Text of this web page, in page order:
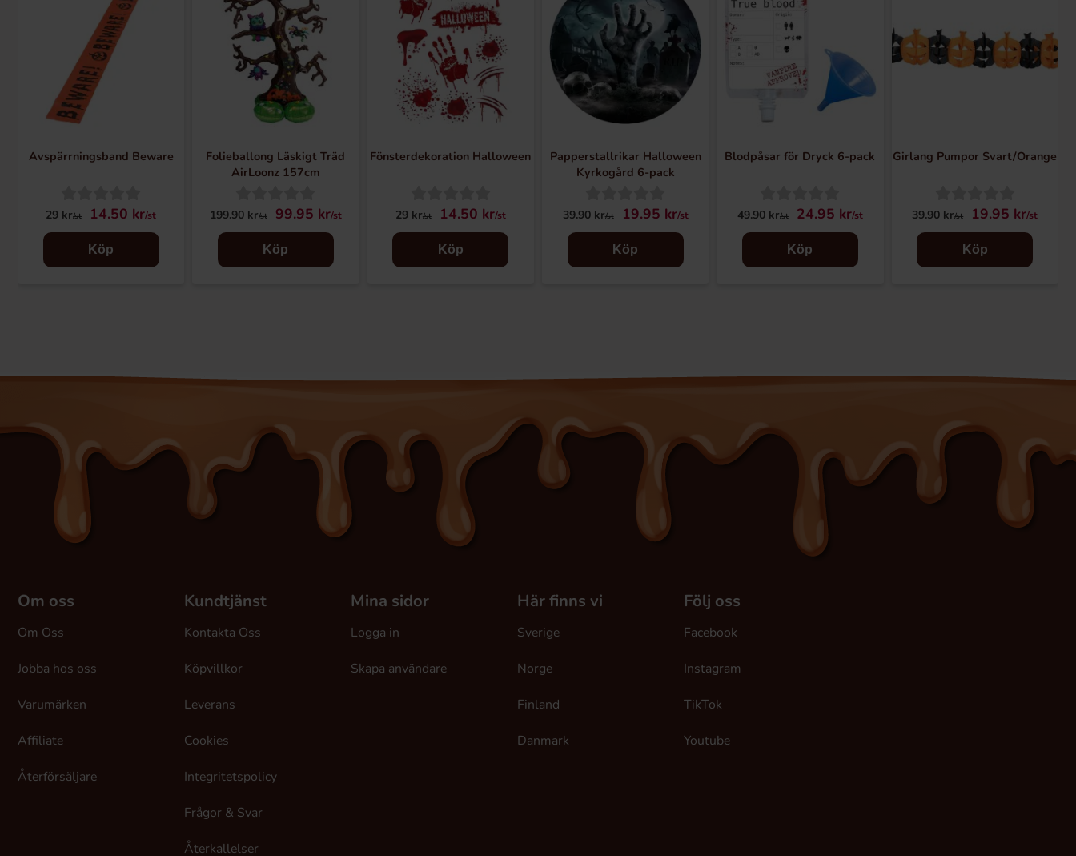
Avspärrningsband Beware
29 kr/st 14.50 kr/st
Köp
Folieballong Läskigt Träd
AirLoonz 157cm
199.90 kr/st 99.95 kr/st
Köp
Fönsterdekoration Halloween
29 kr/st 14.50 kr/st
Köp
Papperstallrikar Halloween
Kyrkogård 6-pack
39.90 kr/st 19.95 kr/st
Köp
Blodpåsar för Dryck 6-pack
49.90 kr/st 24.95 kr/st
Köp
Girlang Pumpor Svart/Orange
39.90 kr/st 19.95 kr/st
Köp
Om oss
Om Oss
Jobba hos oss
Varumärken
Affiliate
Återförsäljare
Kundtjänst
Kontakta Oss
Köpvillkor
Leverans
Cookies
Integritetspolicy
Frågor & Svar
Återkallelser
Mina sidor
Logga in
Skapa användare
Här finns vi
Sverige
Norge
Finland
Danmark
Följ oss
Facebook
Instagram
TikTok
Youtube